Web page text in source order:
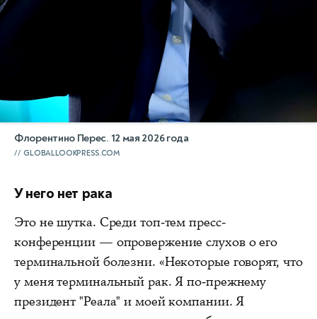
Флорентино Перес. 12 мая 2026 года
GLOBALLOOKPRESS.COM
У него нет рака
Это не шутка. Среди топ-тем пресс-
конференции — опровержение слухов о его
терминальной болезни. «Некоторые говорят, что
у меня терминальный рак. Я по-прежнему
президент "Реала" и моей компании. Я